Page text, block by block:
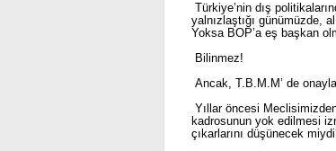
Türkiye’nin dış
yalnızlaştığı günümüzde,
Yoksa BOP’a eş başkan
Bilinmez!
Ancak, T.B.M.M’ de
Yıllar öncesi
kadrosunun yok edilmesi
çıkarlarını düşünecek